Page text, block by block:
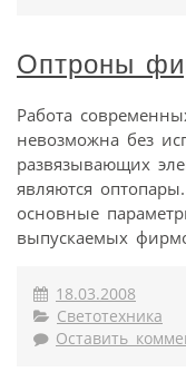
Оптроны
Работа
невозможна без
развязывающих
являются
основные
выпускаемых
18.03.2008
Светотехника
Оставить